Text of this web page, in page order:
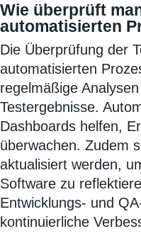
Wie überprüft
automatisierten
Die Überprüfung der
automatisierten
regelmäßige
Testergebnisse.
Dashboards helfen,
überwachen. Zudem
aktualisiert werden,
Software zu
Entwicklungs- und
kontinuierliche